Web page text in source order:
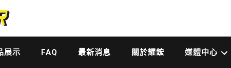
展示 FAQ 最新消息 關於耀鋐 媒體中心